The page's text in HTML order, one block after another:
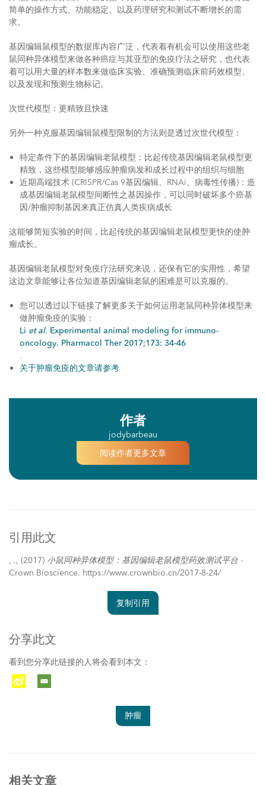
简单的操作方式、功能稳定、以及药理研究和测试不断增长的需
求。
基因编辑鼠模型的数据库内容广泛，代表着有机会可以使用这些老
鼠同种异体模型来做各种癌症与其亚型的免疫疗法之研究，也代表
着可以用大量的样本数来做临床实验、准确预测临床前药效模型、
以及发现和预测生物标记。
次世代模型：更精致且快速
另外一种克服基因编辑鼠模型限制的方法则是透过次世代模型：
特定条件下的基因编辑老鼠模型：比起传统基因编辑老鼠模型更
精致，这些模型能够感应肿瘤病发和成长过程中的组织与细胞
近期高端技术 (CRISPR/Cas 9基因编辑、RNAi、病毒性传播)：造
成基因编辑老鼠模型间断性之基因操作，可以同时破坏多个癌基
因/肿瘤抑制基因来真正仿真人类疾病成长
这能够简短实验的时间，比起传统的基因编辑老鼠模型更快的使肿
瘤成长。
基因编辑老鼠模型对免疫疗法研究来说，还保有它的实用性，希望
这边文章能够让各位知道基因编辑老鼠的困难是可以克服的。
您可以透过以下链接了解更多关于如何运用老鼠同种异体模型来
做肿瘤免疫的实验：
Li et al. Experimental animal modeling for immuno-
oncology. Pharmacol Ther 2017;173: 34-46
.
关于肿瘤免疫的文章请参考
作者
jodybarbeau
阅读作者更多文章
引用此文
, ., (2017) 小鼠同种异体模型：基因编辑老鼠模型药效测试平台 -
Crown Bioscience. https://www.crownbio.cn/2017-8-24/
复制引用
分享此文
看到您分享此链接的人将会看到本文：
肿瘤
相关文章